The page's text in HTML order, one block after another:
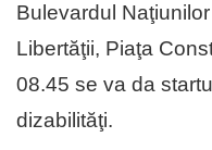
Bulevardul
Libertăţii, Piaţa
08.45 se va da
dizabilităţi.